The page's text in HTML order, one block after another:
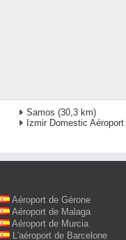
Samos (30,3 km)
Izmir Domestic Aéroport
Aéroport de Gérone
Aéroport de Malaga
Aéroport de Murcia
L'aéroport de Barcelone